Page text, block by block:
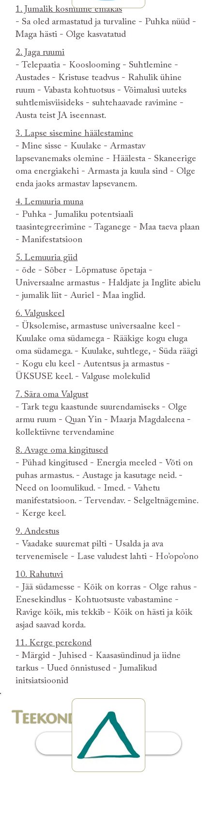
1. Jumalik kosmiline emakas
- Sa oled armastatud ja turvaline - Puhka nüüd -
Maga hästi - Olge kasvatatud
2. Jaga ruumi
- Telepaatia - Kooslooming - Suhtlemine -
Austades - Kristuse teadvus - Rahulik ühine
ruum - Vabasta kohtuotsus - Võimalusi uuteks
suhtlemisviisideks - suhtehaavade ravimine -
Austa teist JA iseennast.
3. Lapse sisemine häälestamine
- Mine sisse - Kuulake - Armastav
lapsevanemaks olemine - Häälesta - Skaneerige
oma energiakehi - Armasta ja kuula sind - Olge
enda jaoks armastav lapsevanem.
4. Lemuuria muna
- Puhka - Jumaliku potentsiaali
taasintegreerimine - Taganege - Maa taeva plaan
- Manifestatsioon
5. Lemuuria giid
- õde - Sõber - Lõpmatuse õpetaja -
Universaalne armastus - Haldjate ja Inglite abielu
- jumalik liit - Auriel - Maa inglid.
6. Valguskeel
- Üksolemise, armastuse universaalne keel -
Kuulake oma südamega - Rääkige kogu eluga
oma südamega. - Kuulake, suhtlege, - Süda räägi
- Kogu elu keel - Autentsus ja armastus -
ÜKSUSE keel. - Valguse molekulid
7. Sära oma Valgust
- Tark tegu kaastunde suurendamiseks - Olge
armu ruum - Quan Yin - Maarja Magdaleena -
kollektiivne tervendamine
8. Avage oma kingitused
- Pühad kingitused - Energia meeled - Võti on
puhas armastus. - Austage ja kasutage neid. -
Need on loomulikud. - Imed. - Vahetu
manifestatsioon. - Tervendav. - Selgeltnägemine.
- Kerge keel.
9. Andestus
- Vaadake suuremat pilti - Usalda ja ava
tervenemisele - Lase valudest lahti - Ho’opo’ono
10. Rahutuvi
- Jää südamesse - Kõik on korras - Olge rahus -
Enesekindlus - Kohtuotsuste vabastamine -
Ravige kõik, mis tekkib - Kõik on hästi ja kõik
asjad saavad korda.
11. Kerge perekond
- Märgid - Juhised - Kaasasündinud ja iidne
tarkus - Uued õnnistused - Jumalikud
initsiatsioonid
Sissejuhatus
Teekond